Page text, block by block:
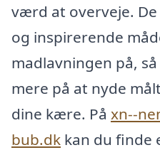
værd at overveje.
og inspirerende
madlavningen på,
mere på at nyde
dine kære. På xn--
bub.dk kan du finde